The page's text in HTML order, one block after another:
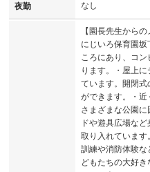
夜勤 なし
【園長先生から
にじいろ保育園
ころにあり、コ
ります。・屋上
ています。開閉式
ができます。・近
さまざまな公園
ドや遊具広場な
取り入れています
訓練や消防体験
どもたちの大好